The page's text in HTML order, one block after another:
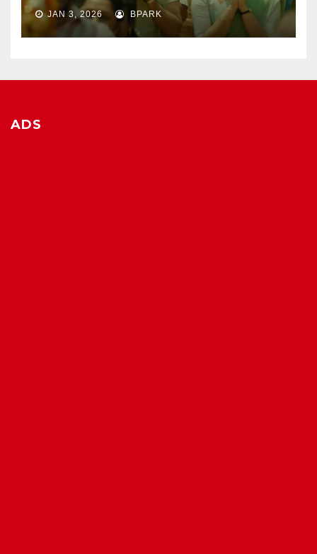
JAN 3, 2026 BPARK
ADS